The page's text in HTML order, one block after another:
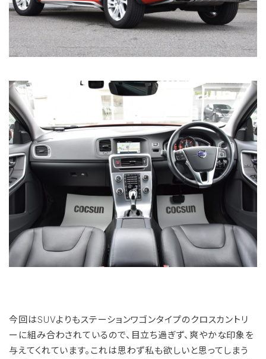
今回はSUVよりもステーションワゴンタイプのクロスカントリ
ーに組み合わされているので、目立ち過ぎず、爽やかな印象を
与えてくれています。これは思わず私も欲しいと思ってしまう